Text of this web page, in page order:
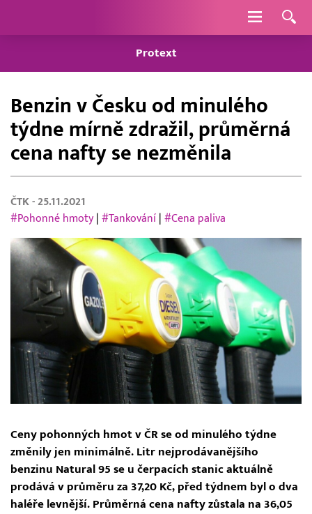
Navigace
Protext
Benzin v Česku od minulého
týdne mírně zdražil, průměrná
cena nafty se nezměnila
ČTK - 25.11.2021
#Pohonné hmoty #Tankování #Cena paliva
Ceny pohonných hmot v ČR se od minulého týdne
změnily jen minimálně. Litr nejprodávanějšího
benzinu Natural 95 se u čerpacích stanic aktuálně
prodává v průměru za 37,20 Kč, před týdnem byl o dva
haléře levnější. Průměrná cena nafty zůstala na 36,05